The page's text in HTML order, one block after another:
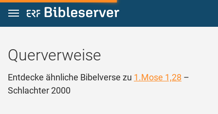
Zum Inhalt springen
Querverweise
Entdecke ähnliche Bibelverse zu 1.Mose 1,28 –
Schlachter 2000